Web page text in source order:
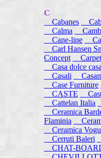
C
Cabanes
Calma
Cane-line
Carl Hansen Sn
Concept
Casa dolce casa
Casali
Case Furniture
CASTE
Cattelan Italia
Ceramica
Flaminia
Ceramica
Cerruti Baleri
CHAT-